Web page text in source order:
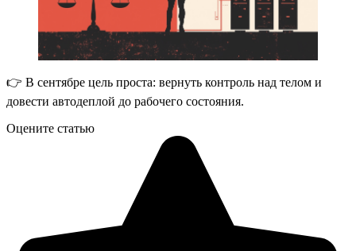
👉 В сентябре цель проста: вернуть контроль над телом и
довести автодеплой до рабочего состояния.
Оцените статью